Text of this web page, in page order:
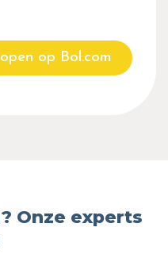
op Bol.com
Onze experts